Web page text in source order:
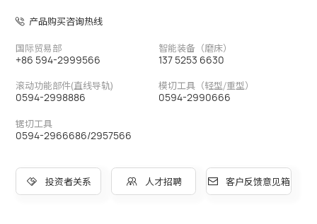

产品购买咨询热线
国际贸易部
+86 594-2999566
智能装备（磨床）
137 5253 6630
滚动功能部件(直线导轨)
0594-2998886
模切工具（轻型/重型）
0594-2990666
锯切工具
0594-2966686/2957566
 投资者关系  人才招聘  客户反馈意见箱